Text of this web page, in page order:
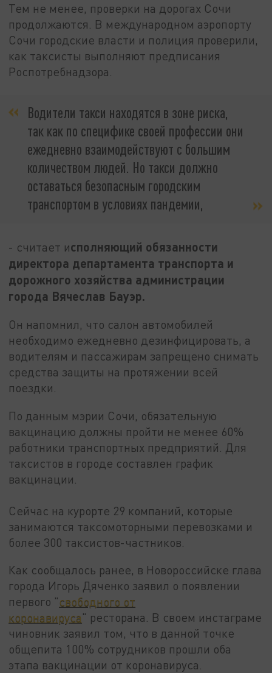
Тем не менее, проверки на дорогах Сочи
продолжаются. В международном аэропорту
Сочи городские власти и полиция проверили,
как таксисты выполняют предписания
Роспотребнадзора.
Водители такси находятся в зоне риска,
так как по специфике своей профессии они
ежедневно взаимодействуют с большим
количеством людей. Но такси должно
оставаться безопасным городским
транспортом в условиях пандемии,
- считает исполняющий обязанности
директора департамента транспорта и
дорожного хозяйства администрации
города Вячеслав Бауэр.
Он напомнил, что салон автомобилей
необходимо ежедневно дезинфицировать, а
водителям и пассажирам запрещено снимать
средства защиты на протяжении всей
поездки.
По данным мэрии Сочи, обязательную
вакцинацию должны пройти не менее 60%
работники транспортных предприятий. Для
таксистов в городе составлен график
вакцинации.
Сейчас на курорте 29 компаний, которые
занимаются таксомоторными перевозками и
более 300 таксистов-частников.
Как сообщалось ранее, в Новороссийске глава
города Игорь Дяченко заявил о появлении
первого "свободного от
коронавируса" ресторана. В своем инстаграме
чиновник заявил том, что в данной точке
общепита 100% сотрудников прошли оба
этапа вакцинации от коронавируса.